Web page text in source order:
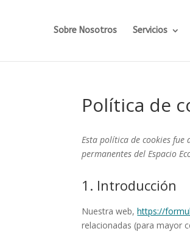
Sobre Nosotros Servicios
Política de
Esta política de cookies
permanentes del Espacio
1. Introducción
Nuestra web,https://
relacionadas (para mayor